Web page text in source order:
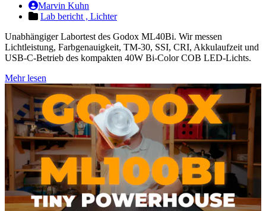
Marvin Kuhn
Lab bericht , Lichter
Unabhängiger Labortest des Godox ML40Bi. Wir messen
Lichtleistung, Farbgenauigkeit, TM-30, SSI, CRI, Akkulaufzeit und
USB-C-Betrieb des kompakten 40W Bi-Color COB LED-Lichts.
Mehr lesen